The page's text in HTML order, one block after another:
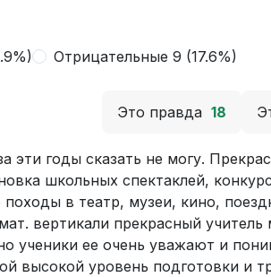
Отрицательные 9 (17.6%)
Это правда 18
эти годы сказать не могу.
школьных спектаклей,
в театр, музеи, кино,
вертикали прекрасный учитель
ученики ее очень уважают и
высокой уровень подготовки и